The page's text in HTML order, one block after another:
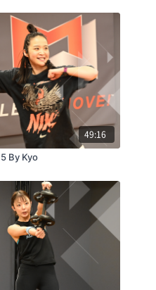
ンの場合はWi-Fiのご利用
が不安定な場合は配信動
せん。
信を実施致しますが、生
害で一時停止や映像の乱
すことをご了承くださ
49:16
By Kyo